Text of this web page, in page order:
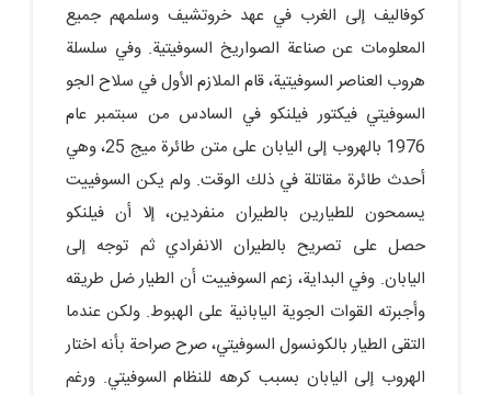
كوفاليف إلى الغرب في عهد خروتشيف وسلمهم جميع
المعلومات عن صناعة الصواريخ السوفيتية. وفي سلسلة
هروب العناصر السوفيتية، قام الملازم الأول في سلاح الجو
السوفيتي فيكتور فيلنكو في السادس من سبتمبر عام
1976 بالهروب إلى اليابان على متن طائرة ميج 25، وهي
أحدث طائرة مقاتلة في ذلك الوقت. ولم يكن السوفييت
يسمحون للطيارين بالطيران منفردين، إلا أن فيلنكو
حصل على تصريح بالطيران الانفرادي ثم توجه إلى
اليابان. وفي البداية، زعم السوفييت أن الطيار ضل طريقه
وأجبرته القوات الجوية اليابانية على الهبوط. ولكن عندما
التقى الطيار بالكونسول السوفيتي، صرح صراحة بأنه اختار
الهروب إلى اليابان بسبب كرهه للنظام السوفيتي. ورغم